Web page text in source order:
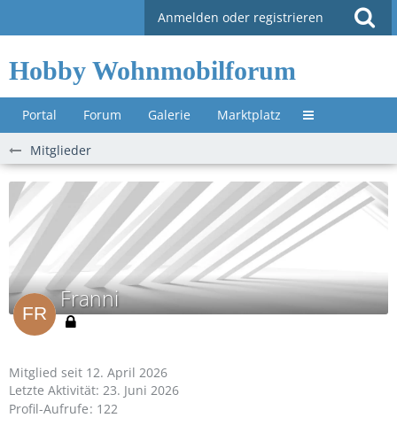
Anmelden oder registrieren
Hobby Wohnmobilforum
Portal Forum Galerie Marktplatz Untermenü »
Mitglieder
Franni
Mitglied seit 12. April 2026
Letzte Aktivität: 23. Juni 2026
Profil-Aufrufe 122